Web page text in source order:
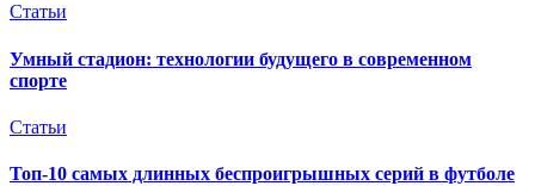
Статьи
Умный стадион: технологии будущего в современном
спорте
Статьи
Топ-10 самых длинных беспроигрышных серий в футболе